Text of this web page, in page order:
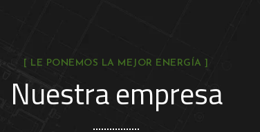
[ LE PONEMOS LA MEJOR ENERGÍA ]
Nuestra empresa